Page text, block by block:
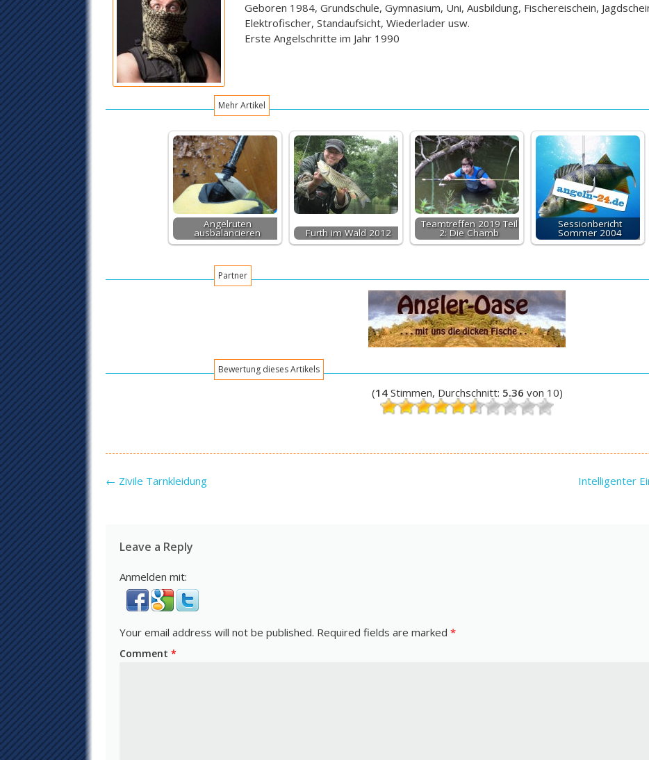
Geboren 1984, Grundschule, Gymnasium, Uni, Ausbildung, Fischereischein,
Elektrofischer, Standaufsicht, Wiederlader usw.
Erste Angelschritte im Jahr 1990
Mehr Artikel
Angelruten
ausbalancieren Furth im Wald 2012
Teamtreffen 2019 Teil
2: Die Chamb
Sessionbericht
Sommer 2004
Partner
Bewertung dieses Artikels
(14Stimmen, Durchschnitt: 5.36 von 10)
Post navigation
← Zivile Tarnkleidung Intelligenter
Leave a Reply
Anmelden mit:
Your email address will not be published. Required fields are marked *
Comment *